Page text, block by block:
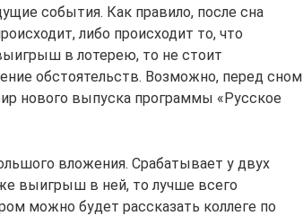
события. Как правило, после сна
либо происходит то, что
в лотерею, то не стоит
обстоятельств. Возможно, перед сном
нового выпуска программы «Русское
вложения. Срабатывает у двух
выигрыш в ней, то лучше всего
можно будет рассказать коллеге по